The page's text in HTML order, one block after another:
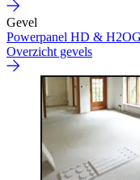
Gevel
Powerpanel HD & H2O
Overzicht gevels